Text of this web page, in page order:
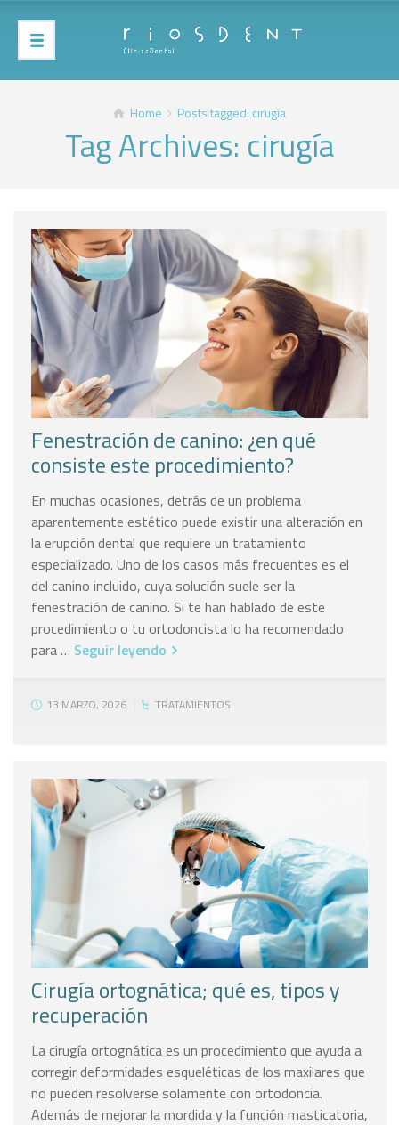
Home Posts tagged: cirugía
Tag Archives: cirugía
Fenestración de canino: ¿en qué
consiste este procedimiento?
En muchas ocasiones, detrás de un problema
aparentemente estético puede existir una alteración en
la erupción dental que requiere un tratamiento
especializado. Uno de los casos más frecuentes es el
del canino incluido, cuya solución suele ser la
fenestración de canino. Si te han hablado de este
procedimiento o tu ortodoncista lo ha recomendado
para … Seguir leyendo
13 MARZO, 2026 TRATAMIENTOS
Cirugía ortognática; qué es, tipos y
recuperación
La cirugía ortognática es un procedimiento que ayuda a
corregir deformidades esqueléticas de los maxilares que
no pueden resolverse solamente con ortodoncia.
Además de mejorar la mordida y la función masticatoria,